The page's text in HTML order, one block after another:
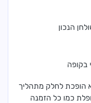
הנכון
בקופה
הופכת לחלק מתהליך
כמו כל הזמנה